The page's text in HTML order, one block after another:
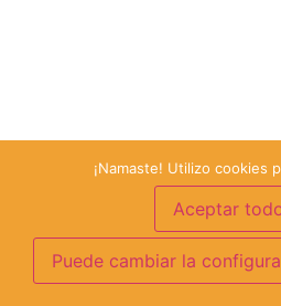
¡Namaste! Utilizo cookies
Aceptar
Puede cambiar la